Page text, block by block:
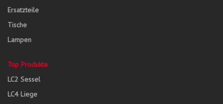
Ersatzteile
Tische
Lampen
Top Produkte
LC2 Sessel
LC4 Liege